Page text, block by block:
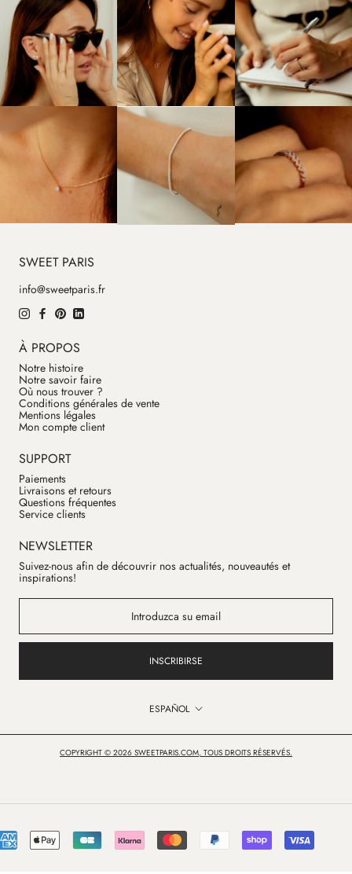
SWEET PARIS
info@sweetparis.fr
À PROPOS
Notre histoire
Notre savoir faire
Où nous trouver ?
Conditions générales de vente
Mentions légales
Mon compte client
SUPPORT
Paiements
Livraisons et retours
Questions fréquentes
Service clients
NEWSLETTER
Suivez-nous afin de découvrir nos actualités, nouveautés et
inspirations!
INSCRIBIRSE
Idioma
ESPAÑOL
COPYRIGHT © 2026 SWEETPARIS.COM, TOUS DROITS RÉSERVÉS.